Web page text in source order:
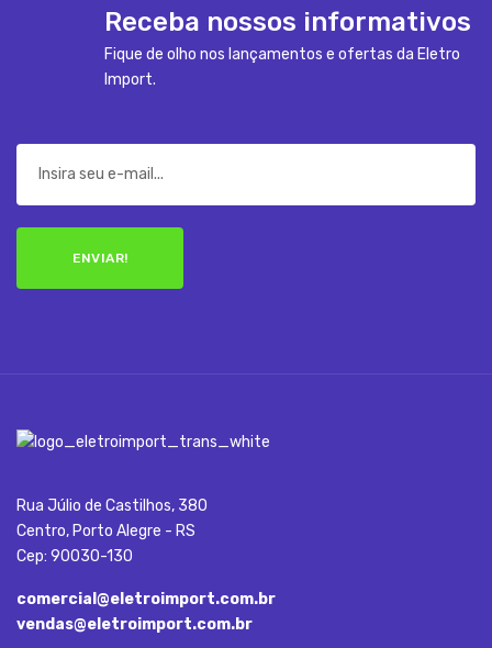
Receba nossos informativos
Fique de olho nos lançamentos e ofertas da Eletro
Import.
ENVIAR!
Rua Júlio de Castilhos, 380
Centro, Porto Alegre - RS
Cep: 90030-130
comercial@eletroimport.com.br
vendas@eletroimport.com.br